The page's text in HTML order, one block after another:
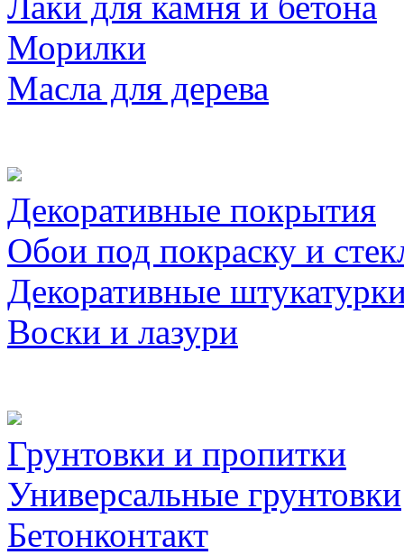
Морилки
Масла для дерева
Декоративные покрытия
Обои под покраску и
Декоративные
Воски и лазури
Грунтовки и пропитки
Универсальные грунтовки
Бетонконтакт